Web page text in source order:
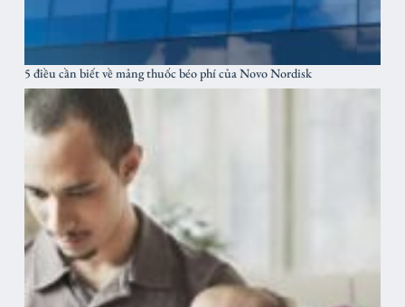
5 điều cần biết về mảng thuốc béo phí của Novo Nordisk